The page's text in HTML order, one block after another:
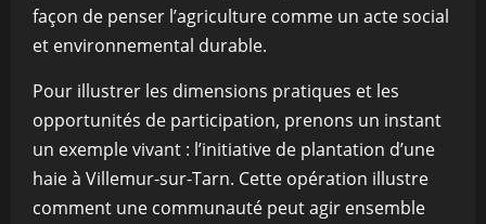
façon de penser l’agriculture comme un acte social
et environnemental durable.
Pour illustrer les dimensions pratiques et les
opportunités de participation, prenons un instant
un exemple vivant : l’initiative de plantation d’une
haie à Villemur-sur-Tarn. Cette opération illustre
comment une communauté peut agir ensemble